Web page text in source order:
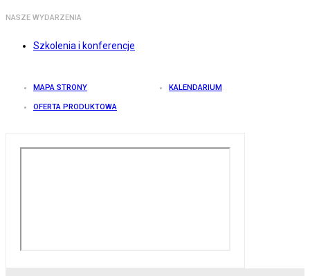
NASZE WYDARZENIA
Szkolenia i konferencje
MAPA STRONY KALENDARIUM
OFERTA PRODUKTOWA